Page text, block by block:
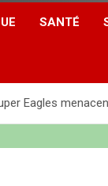
SANTÉ
Eagles